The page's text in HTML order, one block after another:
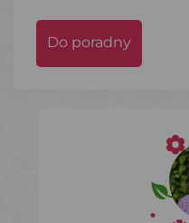
Do poradny